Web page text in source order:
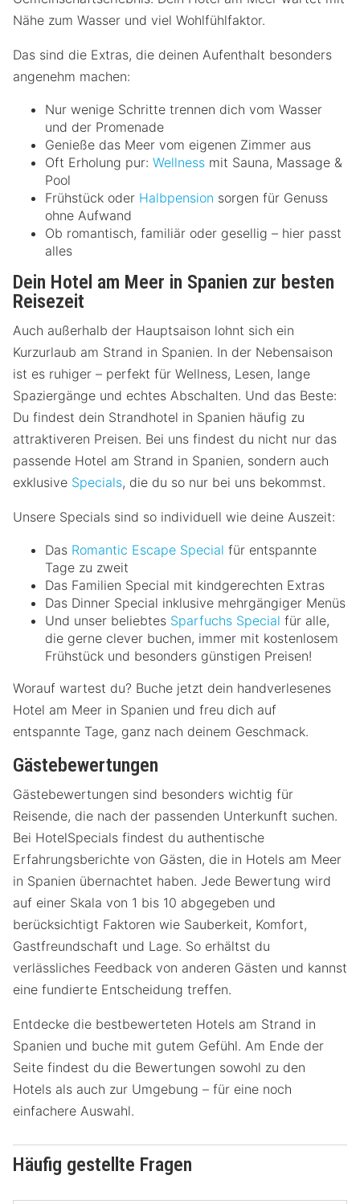
Nähe zum Wasser und viel Wohlfühlfaktor.
Das sind die Extras, die deinen Aufenthalt besonders
angenehm machen:
Nur wenige Schritte trennen dich vom Wasser
und der Promenade
Genieße das Meer vom eigenen Zimmer aus
Oft Erholung pur: Wellness mit Sauna, Massage &
Pool
Frühstück oder Halbpension sorgen für Genuss
ohne Aufwand
Ob romantisch, familiär oder gesellig – hier passt
alles
Dein Hotel am Meer in Spanien zur besten
Reisezeit
Auch außerhalb der Hauptsaison lohnt sich ein
Kurzurlaub am Strand in Spanien. In der Nebensaison
ist es ruhiger – perfekt für Wellness, Lesen, lange
Spaziergänge und echtes Abschalten. Und das Beste:
Du findest dein Strandhotel in Spanien häufig zu
attraktiveren Preisen. Bei uns findest du nicht nur das
passende Hotel am Strand in Spanien, sondern auch
exklusive Specials, die du so nur bei uns bekommst.
Unsere Specials sind so individuell wie deine Auszeit:
Das Romantic Escape Special für entspannte
Tage zu zweit
Das Familien Special mit kindgerechten Extras
Das Dinner Special inklusive mehrgängiger Menüs
Und unser beliebtes Sparfuchs Special für alle,
die gerne clever buchen, immer mit kostenlosem
Frühstück und besonders günstigen Preisen!
Worauf wartest du? Buche jetzt dein handverlesenes
Hotel am Meer in Spanien und freu dich auf
entspannte Tage, ganz nach deinem Geschmack.
Gästebewertungen
Gästebewertungen sind besonders wichtig für
Reisende, die nach der passenden Unterkunft suchen.
Bei HotelSpecials findest du authentische
Erfahrungsberichte von Gästen, die in Hotels am Meer
in Spanien übernachtet haben. Jede Bewertung wird
auf einer Skala von 1 bis 10 abgegeben und
berücksichtigt Faktoren wie Sauberkeit, Komfort,
Gastfreundschaft und Lage. So erhältst du
verlässliches Feedback von anderen Gästen und kannst
eine fundierte Entscheidung treffen.
Entdecke die bestbewerteten Hotels am Strand in
Spanien und buche mit gutem Gefühl. Am Ende der
Seite findest du die Bewertungen sowohl zu den
Hotels als auch zur Umgebung – für eine noch
einfachere Auswahl.
Häufig gestellte Fragen